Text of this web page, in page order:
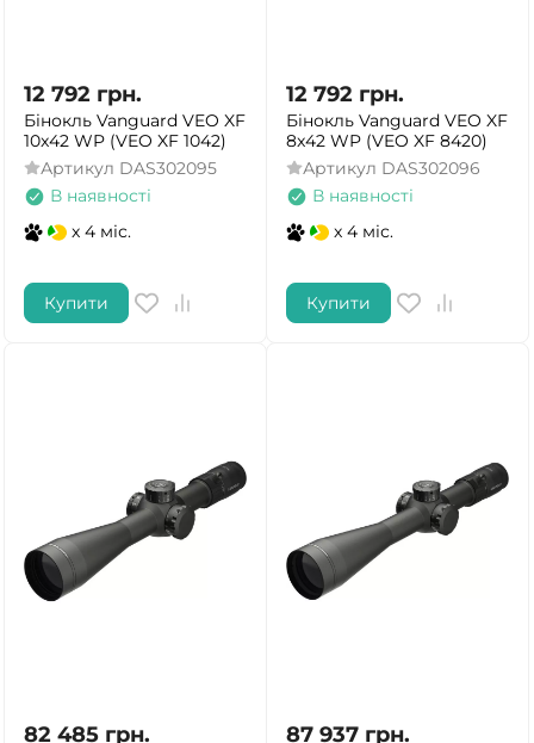
12 792 грн.
Бінокль Vanguard VEO XF
10x42 WP (VEO XF 1042)
Артикул DAS302095
В наявності
x 4 міс.
Купити
12 792 грн.
Бінокль Vanguard VEO XF
8x42 WP (VEO XF 8420)
Артикул DAS302096
В наявності
x 4 міс.
Купити
82 485 грн. 87 937 грн.